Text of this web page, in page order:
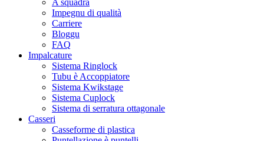
A squadra
Impegnu di qualità
Carriere
Bloggu
FAQ
Impalcature
Sistema Ringlock
Tubu è Accoppiatore
Sistema Kwikstage
Sistema Cuplock
Sistema di serratura ottagonale
Casseri
Casseforme di plastica